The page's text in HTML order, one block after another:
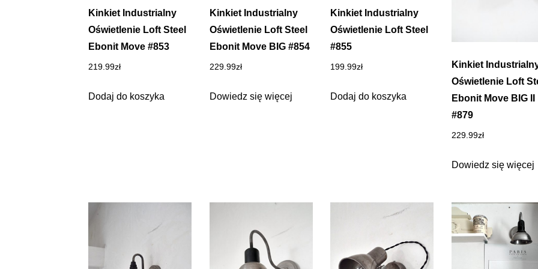
Kinkiet Industrialny
Oświetlenie Loft Steel
Ebonit Move #853
219.99zł
Dodaj do koszyka
Kinkiet Industrialny
Oświetlenie Loft Steel
Ebonit Move BIG #854
229.99zł
Dowiedz się więcej
Kinkiet Industrialny
Oświetlenie Loft Steel
#855
199.99zł
Dodaj do koszyka
Kinkiet
Oświetlenie Loft
Ebonit Move BIG II
#879
229.99zł
Dowiedz się więcej